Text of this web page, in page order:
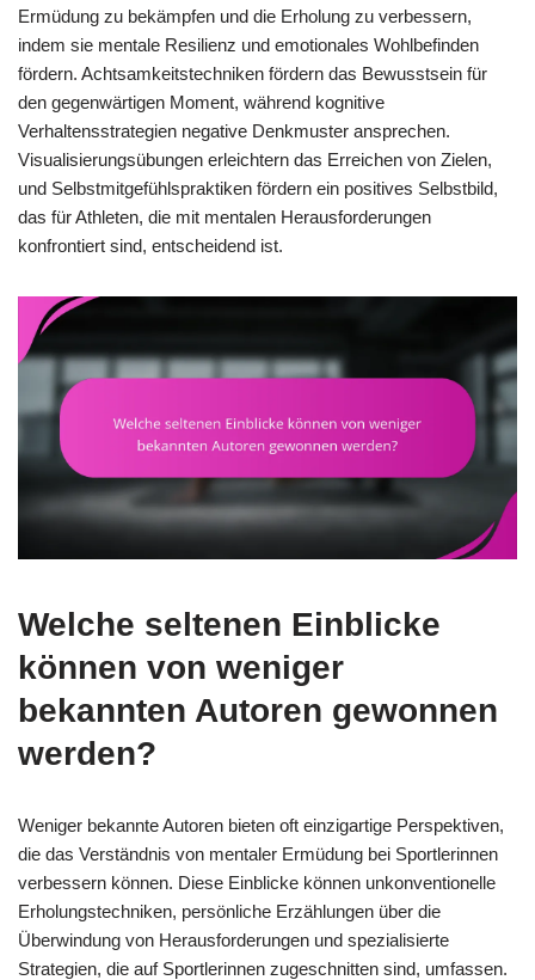
Ermüdung zu bekämpfen und die Erholung zu verbessern,
indem sie mentale Resilienz und emotionales Wohlbefinden
fördern. Achtsamkeitstechniken fördern das Bewusstsein für
den gegenwärtigen Moment, während kognitive
Verhaltensstrategien negative Denkmuster ansprechen.
Visualisierungsübungen erleichtern das Erreichen von Zielen,
und Selbstmitgefühlspraktiken fördern ein positives Selbstbild,
das für Athleten, die mit mentalen Herausforderungen
konfrontiert sind, entscheidend ist.
Welche seltenen Einblicke
können von weniger
bekannten Autoren gewonnen
werden?
Weniger bekannte Autoren bieten oft einzigartige Perspektiven,
die das Verständnis von mentaler Ermüdung bei Sportlerinnen
verbessern können. Diese Einblicke können unkonventionelle
Erholungstechniken, persönliche Erzählungen über die
Überwindung von Herausforderungen und spezialisierte
Strategien, die auf Sportlerinnen zugeschnitten sind, umfassen.